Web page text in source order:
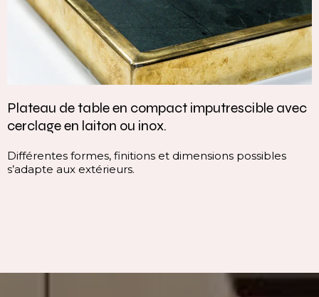
Vasque intégrée monobloc — élégance et
continuité parfaite
Cette vasque intégrée monobloc est conçue dans
continuité du plan, sans rupture visuelle. Elle offre